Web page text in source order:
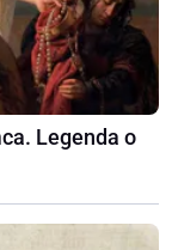
Legenda o